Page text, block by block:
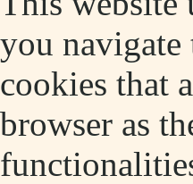
you navigate
cookies that
browser as